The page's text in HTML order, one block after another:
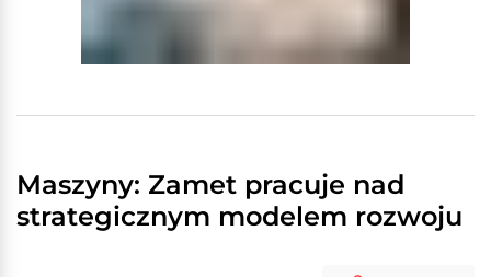
Maszyny: Zamet pracuje nad
strategicznym modelem rozwoju